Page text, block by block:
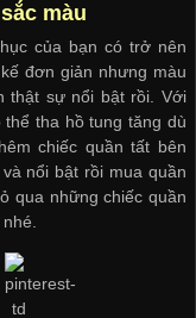
màu
của bạn có trở nên
đơn giản nhưng màu
thật sự nổi bật rồi. Với
tha hồ tung tăng dù
chiếc quần tất bên
nổi bật rồi mua quần
qua những chiếc quần